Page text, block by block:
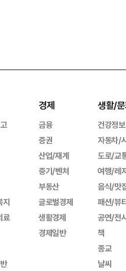
지
료
경제
금융
증권
산업/재계
중기/벤처
부동산
글로벌경제
생활경제
경제일반
생활/
건강정보
자동차/
도로/교
여행/레
음식/맛
패션/뷰
공연/전
책
종교
날씨